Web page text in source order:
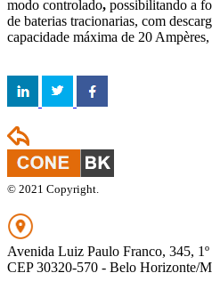
modo controlado, possibilitando a
de baterias tracionarias, com
capacidade máxima de 20
© 2021 Copyright.
Avenida Luiz Paulo Franco, 345, 1º
CEP 30320-570 - Belo Horizonte/